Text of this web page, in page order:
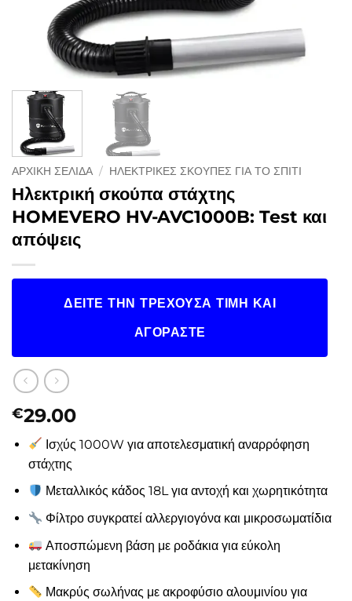
ΑΡΧΙΚΉ ΣΕΛΊΔΑ / ΗΛΕΚΤΡΙΚΈΣ ΣΚΟΎΠΕΣ ΓΙΑ ΤΟ ΣΠΊΤΙ
Ηλεκτρική σκούπα στάχτης
HOMEVERO HV-AVC1000B: Test και
απόψεις
ΔΕΊΤΕ ΤΗΝ ΤΡΈΧΟΥΣΑ ΤΙΜΉ ΚΑΙ
ΑΓΟΡΆΣΤΕ
€29.00
Ισχύς 1000W για αποτελεσματική αναρρόφηση
στάχτης
Μεταλλικός κάδος 18L για αντοχή και χωρητικότητα
Φίλτρο συγκρατεί αλλεργιογόνα και μικροσωματίδια
Αποσπώμενη βάση με ροδάκια για εύκολη
μετακίνηση
Μακρύς σωλήνας με ακροφύσιο αλουμινίου για